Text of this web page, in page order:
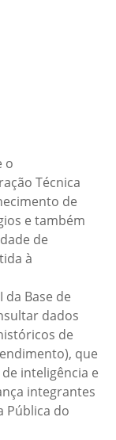
o
Técnica
de
e também
de
à
Base de
dados
de
que
inteligência e
integrantes
Pública do